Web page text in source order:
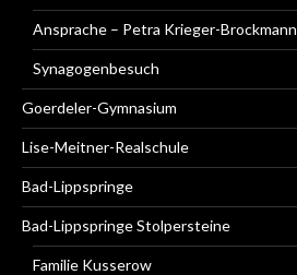
Ansprache – Petra Krieger-Brockmann
Synagogenbesuch
Goerdeler-Gymnasium
Lise-Meitner-Realschule
Bad-Lippspringe
Bad-Lippspringe Stolpersteine
Familie Kusserow